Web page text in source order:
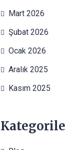
Mart 2026
Şubat 2026
Ocak 2026
Aralık 2025
Kasım 2025